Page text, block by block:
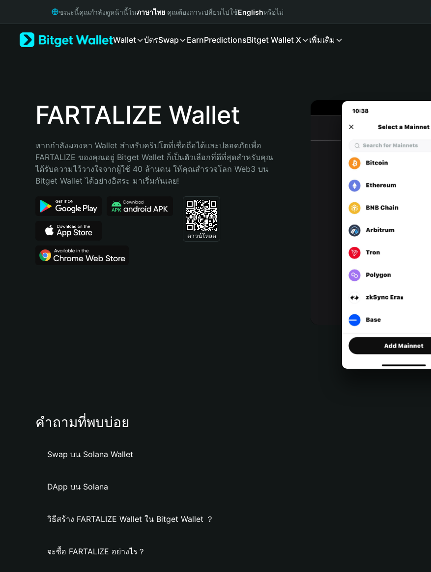
Русский
Bahasa Indonesia
Português (Brasil)
ขณะนี้คุณกำลังดูหน้านี้ในภาษาไทย คุณต้องการเปลี่ยนไปใช้Englishหรือไม่
Wallet บัตรSwap EarnPredictionsBitget Wallet X เพิ่มเติม
FARTALIZE Wallet
หากกำลังมองหา Wallet สำหรับคริปโตที่เชื่อถือได้และปลอดภัยเพื่อ
FARTALIZE ของคุณอยู่ Bitget Wallet ก็เป็นตัวเลือกที่ดีที่สุดสำหรับคุณ
ได้รับความไว้วางใจจากผู้ใช้ 40 ล้านคน ให้คุณสำรวจโลก Web3 บน
Bitget Wallet ได้อย่างอิสระ มาเริ่มกันเลย!
ดาวน์โหลด
คำถามที่พบบ่อย
Swap บน Solana Wallet
DApp บน Solana
วิธีสร้าง FARTALIZE Wallet ใน Bitget Wallet ？
จะซื้อ FARTALIZE อย่างไร？